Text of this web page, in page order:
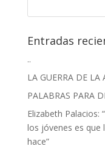
Entradas
..
LA GUERRA DE LA
PALABRAS PARA
Elizabeth Palacios:
los jóvenes es que
hace”